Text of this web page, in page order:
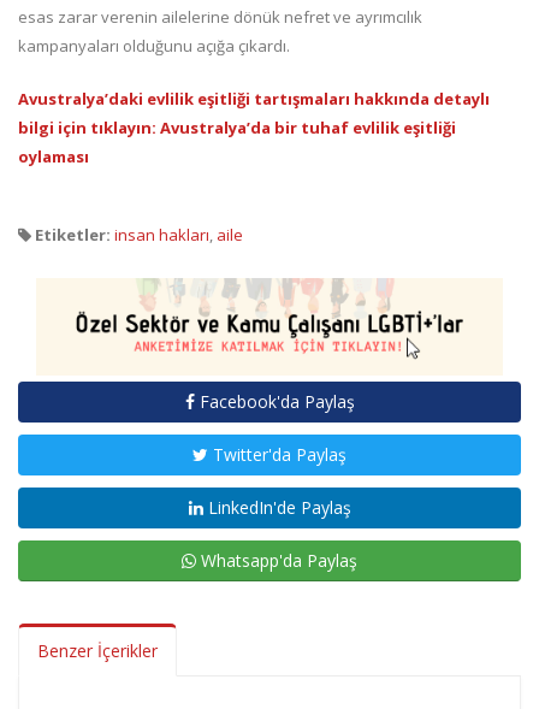
esas zarar verenin ailelerine dönük nefret ve ayrımcılık
kampanyaları olduğunu açığa çıkardı.
Avustralya’daki evlilik eşitliği tartışmaları hakkında detaylı
bilgi için tıklayın: Avustralya’da bir tuhaf evlilik eşitliği
oylaması
Etiketler: insan hakları, aile
Facebook'da Paylaş
Twitter'da Paylaş
LinkedIn'de Paylaş
Whatsapp'da Paylaş
Benzer İçerikler